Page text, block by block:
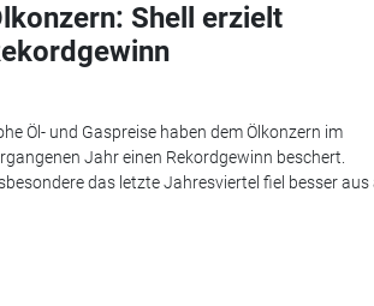
Shell erzielt
Öl- und Gaspreise haben dem Ölkonzern im
Jahr einen Rekordgewinn beschert.
das letzte Jahresviertel fiel besser aus